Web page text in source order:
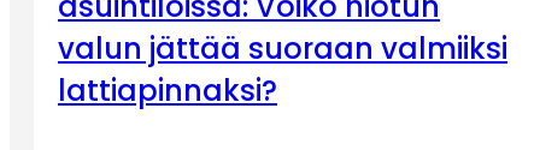
valun jättää suoraan valmiiksi
lattiapinnaksi?